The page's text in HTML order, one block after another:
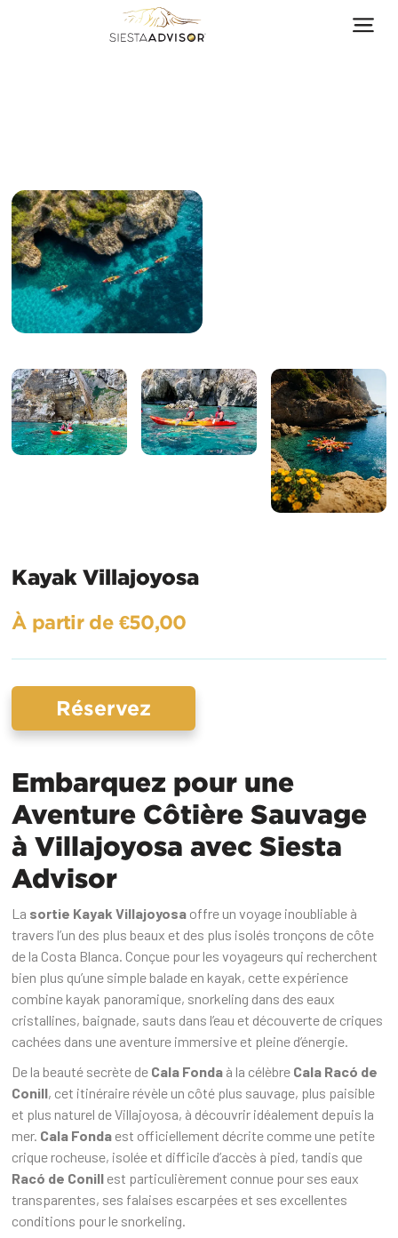
Kayak Villajoyosa
À partir de €50,00
Réservez
Embarquez pour une
Aventure Côtière Sauvage
à Villajoyosa avec Siesta
Advisor
La sortie Kayak Villajoyosa offre un voyage inoubliable à
travers l’un des plus beaux et des plus isolés tronçons de côte
de la Costa Blanca. Conçue pour les voyageurs qui recherchent
bien plus qu’une simple balade en kayak, cette expérience
combine kayak panoramique, snorkeling dans des eaux
cristallines, baignade, sauts dans l’eau et découverte de criques
cachées dans une aventure immersive et pleine d’énergie.
De la beauté secrète de Cala Fonda à la célèbre Cala Racó de
Conill, cet itinéraire révèle un côté plus sauvage, plus paisible
et plus naturel de Villajoyosa, à découvrir idéalement depuis la
mer. Cala Fonda est officiellement décrite comme une petite
crique rocheuse, isolée et difficile d’accès à pied, tandis que
Racó de Conill est particulièrement connue pour ses eaux
transparentes, ses falaises escarpées et ses excellentes
conditions pour le snorkeling.